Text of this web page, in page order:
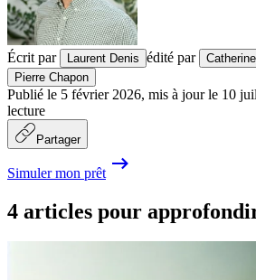
Écrit par Laurent Denis édité par
Pierre Chapon
Publié le 5 février 2026, mis à jour le 10
lecture
Partager
Simuler mon prêt
4 articles pour